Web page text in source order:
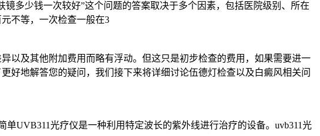
多少钱一次较好”这个问题的答案取决于多个因素，包括医院级别、所在
不等，一次检查一般在3
以及其他附加费用而略有浮动。但这只是初步检查的费用，如果需要进一
好地解答您的疑问，我们接下来将详细讨论伍德灯检查以及白癜风相关问
UVB311光疗仪是一种利用特定波长的紫外线进行治疗的设备。uvb311光